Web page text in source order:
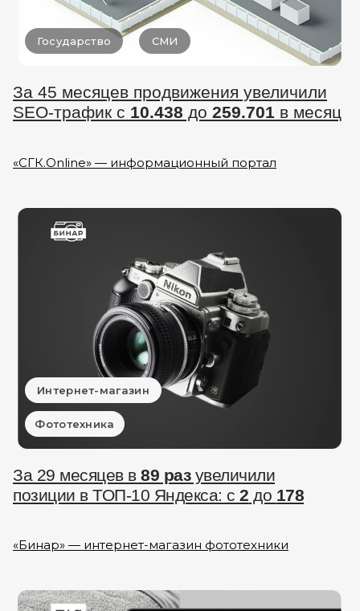
За 45 месяцев продвижения увеличили
SEO-трафик с 10.438 до 259.701 в месяц
«СГК.Online» — информационный портал
Государство СМИ
За 29 месяцев в 89 разувеличили
позиции в ТОП-10 Яндекса: с 2 до 178
«Бинар» — интернет-магазин фототехники
Интернет-магазин
Фототехника